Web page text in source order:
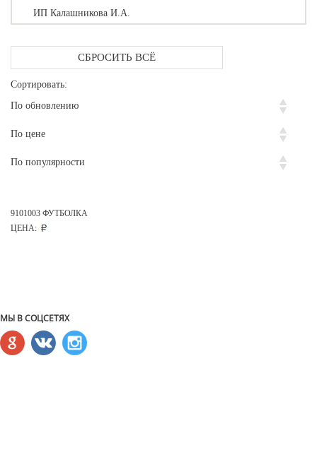
ИП Калашникова И.А.
СБРОСИТЬ ВСЁ
Сортировать:
По обновлению
По цене
По популярности
9101003 ФУТБОЛКА
ЦЕНА:
МЫ В СОЦСЕТЯХ